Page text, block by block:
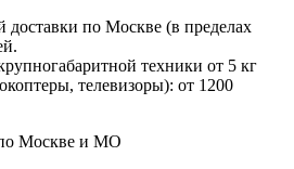
доставки по Москве (в пределах
техники от 5 кг
телевизоры): от 1200
Москве и МО